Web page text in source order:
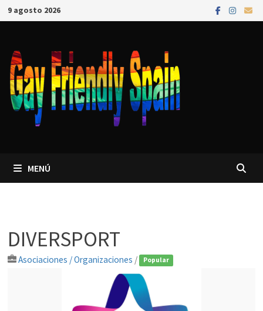
9 agosto 2026
MENÚ
DIVERSPORT
Asociaciones / Organizaciones / Popular